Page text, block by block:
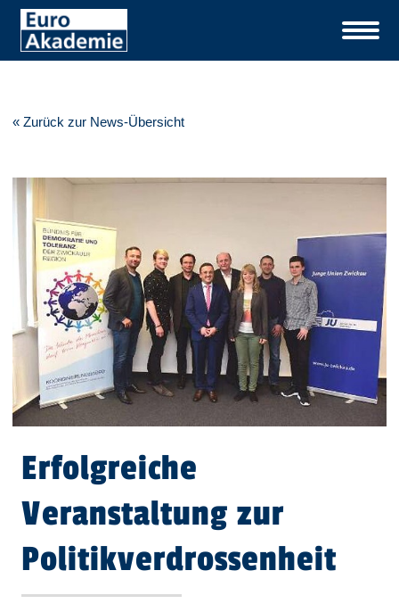
« Zurück zur News-Übersicht
Erfolgreiche
Veranstaltung zur
Politikverdrossenheit